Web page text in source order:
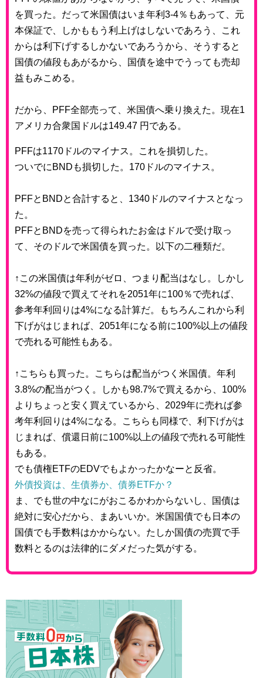
を買った。だって米国債はいま年利3-4％もあって、元
本保証で、しかももう利上げはしないであろう、これ
からは利下げするしかないであろうから、そうすると
国債の値段もあがるから、国債を途中でうっても売却
益もみこめる。
だから、PFF全部売って、米国債へ乗り換えた。現在1
アメリカ合衆国ドルは149.47 円である。
PFFは1170ドルのマイナス。これを損切した。
ついでにBNDも損切した。170ドルのマイナス。
PFFとBNDと合計すると、1340ドルのマイナスとなっ
た。
PFFとBNDを売って得られたお金はドルで受け取っ
て、そのドルで米国債を買った。以下の二種類だ。
↑この米国債は年利がゼロ、つまり配当はなし。しかし
32%の値段で買えてそれを2051年に100％で売れば、
参考年利回りは4%になる計算だ。もちろんこれから利
下げがはじまれば、2051年になる前に100%以上の値段
で売れる可能性もある。
↑こちらも買った。こちらは配当がつく米国債。年利
3.8%の配当がつく。しかも98.7%で買えるから、100%
よりちょっと安く買えているから、2029年に売れば参
考年利回りは4%になる。こちらも同様で、利下げがは
じまれば、償還日前に100%以上の値段で売れる可能性
もある。
でも債権ETFのEDVでもよかったかなーと反省。
外債投資は、生債券か、債券ETFか？
ま、でも世の中なにがおこるかわからないし、国債は
絶対に安心だから、まあいいか。米国国債でも日本の
国債でも手数料はかからない。たしか国債の売買で手
数料とるのは法律的にダメだった気がする。